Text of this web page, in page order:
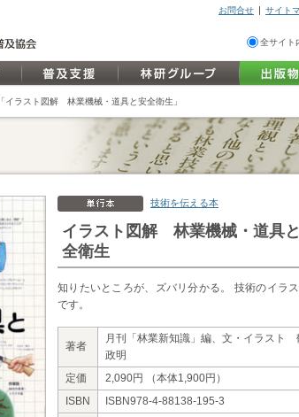
お問合せ サイト
全サイト
「イラスト図解 林業機械・道具と安全衛生」
技術を伝える本
イラスト図解 林業機械・道具
全衛生
知りたいところが、ズバリ分かる。 技術のイラ
です。
著者
月刊「林業新知識」編、文・イラスト
政明
定価
2,090円 （本体1,900円）
ISBN
ISBN978-4-88138-195-3